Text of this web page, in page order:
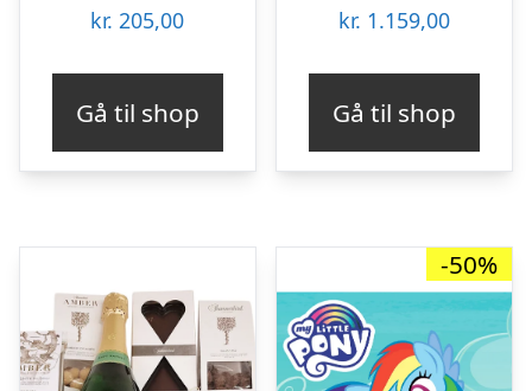
kr. 205,00
Gå til shop
kr. 1.159,00
Gå til shop
-50%